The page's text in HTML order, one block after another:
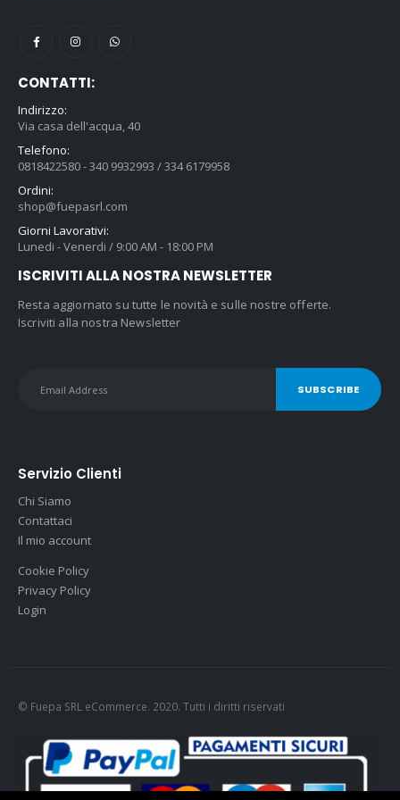
CONTATTI:
Indirizzo:
Via casa dell'acqua, 40
Telefono:
0818422580 - 340 9932993 / 334 6179958
Ordini:
shop@fuepasrl.com
Giorni Lavorativi:
Lunedi - Venerdi / 9:00 AM - 18:00 PM
ISCRIVITI ALLA NOSTRA NEWSLETTER
Resta aggiornato su tutte le novità e sulle nostre offerte.
Iscriviti alla nostra Newsletter
Servizio Clienti
Chi Siamo
Contattaci
Il mio account
Cookie Policy
Privacy Policy
Login
© Fuepa SRL eCommerce. 2020. Tutti i diritti riservati